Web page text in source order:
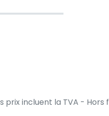
prix incluent la TVA - Hors